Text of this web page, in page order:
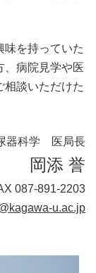
味を持っていた
、病院見学や医
相談いただけた
器科学 医局長
岡添 誉
087-891-2203
u.ac.jp